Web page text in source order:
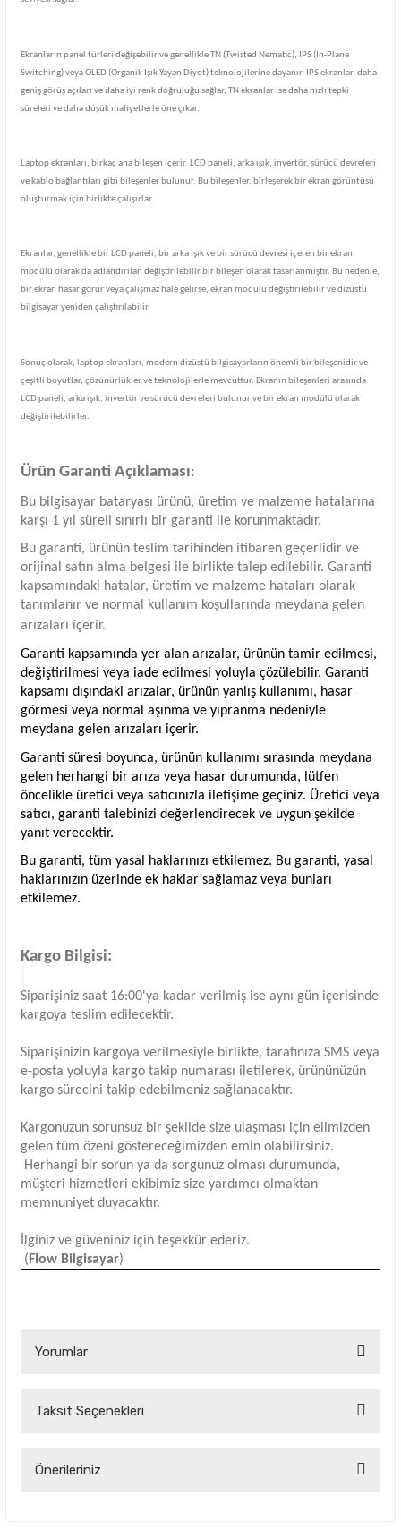
Ekranların panel türleri değişebilir ve genellikle TN (Twisted Nematic), IPS (In-Plane
Switching) veya OLED (Organik Işık Yayan Diyot) teknolojilerine dayanır. IPS ekranlar, daha
geniş görüş açıları ve daha iyi renk doğruluğu sağlar, TN ekranlar ise daha hızlı tepki
süreleri ve daha düşük maliyetlerle öne çıkar.
Laptop ekranları, birkaç ana bileşen içerir. LCD paneli, arka ışık, invertör, sürücü devreleri
ve kablo bağlantıları gibi bileşenler bulunur. Bu bileşenler, birleşerek bir ekran görüntüsü
oluşturmak için birlikte çalışırlar.
Ekranlar, genellikle bir LCD paneli, bir arka ışık ve bir sürücü devresi içeren bir ekran
modülü olarak da adlandırılan değiştirilebilir bir bileşen olarak tasarlanmıştır. Bu nedenle,
bir ekran hasar görür veya çalışmaz hale gelirse, ekran modülü değiştirilebilir ve dizüstü
bilgisayar yeniden çalıştırılabilir.
Sonuç olarak, laptop ekranları, modern dizüstü bilgisayarların önemli bir bileşenidir ve
çeşitli boyutlar, çözünürlükler ve teknolojilerle mevcuttur. Ekranın bileşenleri arasında
LCD paneli, arka ışık, invertör ve sürücü devreleri bulunur ve bir ekran modülü olarak
değiştirilebilirler.
Ürün Garanti Açıklaması:
Bu bilgisayar bataryası ürünü, üretim ve malzeme hatalarına
karşı 1 yıl süreli sınırlı bir garanti ile korunmaktadır.
Bu garanti, ürünün teslim tarihinden itibaren geçerlidir ve
orijinal satın alma belgesi ile birlikte talep edilebilir. Garanti
kapsamındaki hatalar, üretim ve malzeme hataları olarak
tanımlanır ve normal kullanım koşullarında meydana gelen
arızaları içerir.
Garanti kapsamında yer alan arızalar, ürünün tamir edilmesi,
değiştirilmesi veya iade edilmesi yoluyla çözülebilir. Garanti
kapsamı dışındaki arızalar, ürünün yanlış kullanımı, hasar
görmesi veya normal aşınma ve yıpranma nedeniyle
meydana gelen arızaları içerir.
Garanti süresi boyunca, ürünün kullanımı sırasında meydana
gelen herhangi bir arıza veya hasar durumunda, lütfen
öncelikle üretici veya satıcınızla iletişime geçiniz. Üretici veya
satıcı, garanti talebinizi değerlendirecek ve uygun şekilde
yanıt verecektir.
Bu garanti, tüm yasal haklarınızı etkilemez. Bu garanti, yasal
haklarınızın üzerinde ek haklar sağlamaz veya bunları
etkilemez.
Kargo Bilgisi:
Siparişiniz saat 16:00'ya kadar verilmiş ise aynı gün içerisinde
kargoya teslim edilecektir.
Siparişinizin kargoya verilmesiyle birlikte, tarafınıza SMS veya
e-posta yoluyla kargo takip numarası iletilerek, ürününüzün
kargo sürecini takip edebilmeniz sağlanacaktır.
Kargonuzun sorunsuz bir şekilde size ulaşması için elimizden
gelen tüm özeni göstereceğimizden emin olabilirsiniz.
Herhangi bir sorun ya da sorgunuz olması durumunda,
müşteri hizmetleri ekibimiz size yardımcı olmaktan
memnuniyet duyacaktır.
İlginiz ve güveniniz için teşekkür ederiz.
( Flow Bilgisayar)
Yorumlar
Bu ürüne ilk yorumu siz yapın!
Taksit Seçenekleri
Önerileriniz